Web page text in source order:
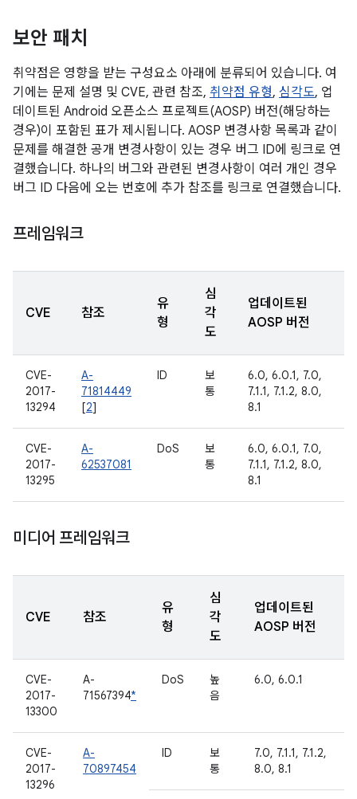
보안 패치
취약점은 영향을 받는 구성요소 아래에 분류되어 있습니다. 여
기에는 문제 설명 및 CVE, 관련 참조, 취약점 유형, 심각도, 업
데이트된 Android 오픈소스 프로젝트(AOSP) 버전(해당하는
경우)이 포함된 표가 제시됩니다. AOSP 변경사항 목록과 같이
문제를 해결한 공개 변경사항이 있는 경우 버그 ID에 링크로 연
결했습니다. 하나의 버그와 관련된 변경사항이 여러 개인 경우
버그 ID 다음에 오는 번호에 추가 참조를 링크로 연결했습니다.
프레임워크
CVE 참조
유
형
심
각
도
업데이트된
AOSP 버전
CVE-
2017-
13294
A-
71814449
[2]
ID
보
통
6.0, 6.0.1, 7.0,
7.1.1, 7.1.2, 8.0,
8.1
CVE-
2017-
13295
A-
62537081
DoS
보
통
6.0, 6.0.1, 7.0,
7.1.1, 7.1.2, 8.0,
8.1
미디어 프레임워크
CVE 참조
유
형
심
각
도
업데이트된
AOSP 버전
CVE-
2017-
13300
A-
71567394*
DoS
높
음
6.0, 6.0.1
CVE-
2017-
13296
A-
70897454
ID
보
통
7.0, 7.1.1, 7.1.2,
8.0, 8.1